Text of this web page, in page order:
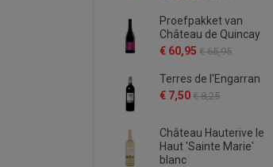
Proefpakket van
Château de Quincay
€ 60,95 € 65,95
Terres de l'Engarran
€ 7,50 € 8,25
Château Hauterive le
Haut 'Sainte Marie'
blanc